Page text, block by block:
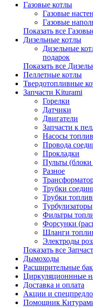
Газовые котлы
Газовые
Газовые
Показать все
Дизельные котлы
Дизельные
подарок
Показать все
Пеллетные котлы
Твердотопливные
Запчасти Kiturami
Горелки
Датчики
Двигатели
Запчасти к
Насосы
Провода
Прокладки
Пульты (блоки
Разное
Трубки
Трубки
Турбулизаторы
Фильтры
Форсунки
Шланги
Электроды
Показать все
Дымоходы
Расширительные
Циркуляционнные
Доставка и оплата
Акции и
Помощник